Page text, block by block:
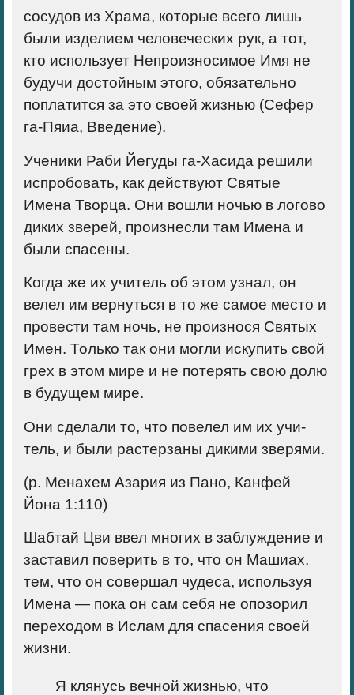
сосудов из Храма, которые всего лишь
были изделием человеческих рук, а тот,
кто использует Не­произносимое Имя не
будучи достойным это­го, обязательно
поплатится за это своей жизнью (Сефер
га-Пяиа, Введение).
Ученики Раби Йегуды га-Хасида реши­ли
испробовать, как действуют Святые
Имена Творца. Они вошли ночью в логово
диких зверей, произнесли там Имена и
были спасены.
Когда же их учитель об этом узнал, он
велел им вернуться в то же самое место и
провести там ночь, не произнося Святых
Имен. Только так они могли искупить свой
грех в этом мире и не потерять свою долю
в будущем мире.
Они сделали то, что повелел им их учи­
тель, и были растерзаны дикими зверями.
(р. Менахем Азария из Пано, Канфей
Йона 1:110)
Шабтай Цви ввел многих в заблуждение и
заставил поверить в то, что он Машиах,
тем, что он совершал чудеса, используя
Имена — пока он сам себя не опозорил
переходом в Ислам для спасения своей
жизни.
Я клянусь вечной жизнью, что